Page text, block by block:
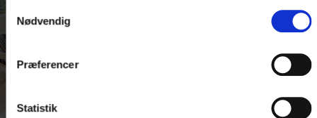
Nødvendig
Præferencer
Statistik